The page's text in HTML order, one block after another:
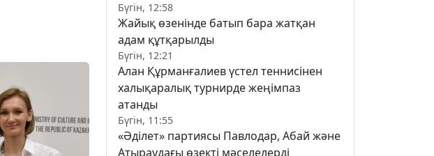
Бүгін, 12:58
Жайық өзенінде батып бара жатқан
адам құтқарылды
Бүгін, 12:21
Алан Құрманғалиев үстел теннисінен
халықаралық турнирде жеңімпаз
атанды
Бүгін, 11:55
«Әділет» партиясы Павлодар, Абай және
Атыраудағы өзекті мәселелерді